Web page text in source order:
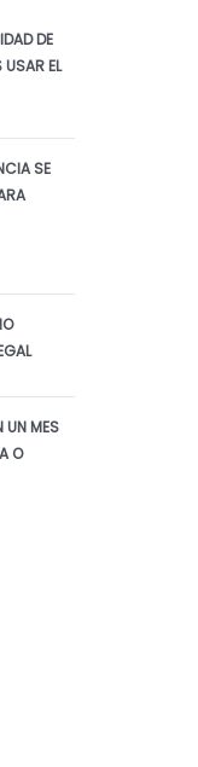
DE
USAR EL
SE
UN MES
O